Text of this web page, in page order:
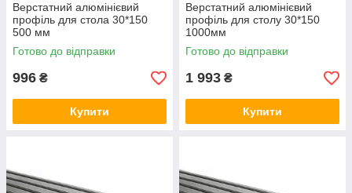
Верстатний алюмінієвий
профіль для стола 30*150
500 мм
Готово до відправки
996 ₴
Купити
Верстатний алюмінієвий
профіль для столу 30*150
1000мм
Готово до відправки
1 993 ₴
Купити